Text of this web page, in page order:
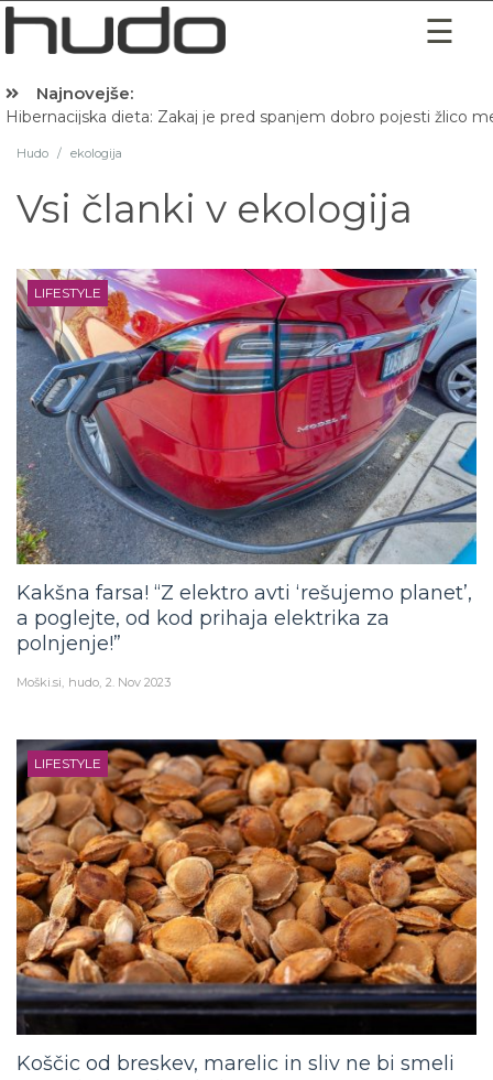
Najnovejše:
Hibernacijska dieta: Zakaj je pred spanjem dobro pojesti žlico
Hudo / ekologija
Vsi članki v ekologija
LIFESTYLE
Kakšna farsa! “Z elektro avti ‘rešujemo planet’,
a poglejte, od kod prihaja elektrika za
polnjenje!”
Moški.si hudo 2. Nov 2023
LIFESTYLE
Koščic od breskev, marelic in sliv ne bi smeli